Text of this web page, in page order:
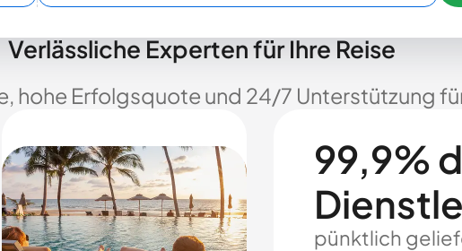
Verlässliche Experten für Ihre Reise
hohe Erfolgsquote und 24/7 Unterstützung
99,9%
pünktlich